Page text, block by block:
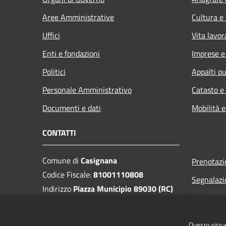
Aree Amministrative
Uffici
Enti e fondazioni
Politici
Personale Amministrativo
Documenti e dati
Cultura
Vita
Imprese
Appalti
Catasto
Mobilità
CONTATTI
Comune di Casignana
Codice Fiscale:81001110808
Indirizzo Piazza Municipio 89030 (RC)
Leggi le